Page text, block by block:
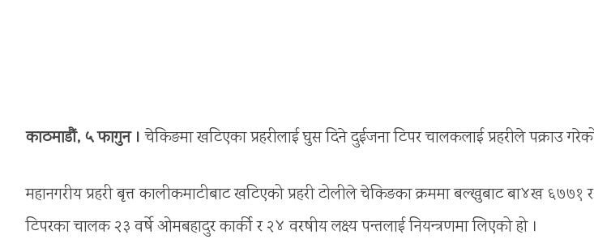
काठमाडौं, ५ फागुन । चेकिङमा खटिएका प्रहरीलाई घुस दिने दुईजना टिपर चालकलाई प्रहरीले पक्राउ
महानगरीय प्रहरी बृत्त कालीकमाटीबाट खटिएको प्रहरी टोलीले चेकिङका क्रममा बल्खुबाट बा४ख
टिपरका चालक २३ वर्षे ओमबहादुर कार्की र २४ वरषीय लक्ष्य पन्तलाई नियन्त्रणमा लिएको हो ।